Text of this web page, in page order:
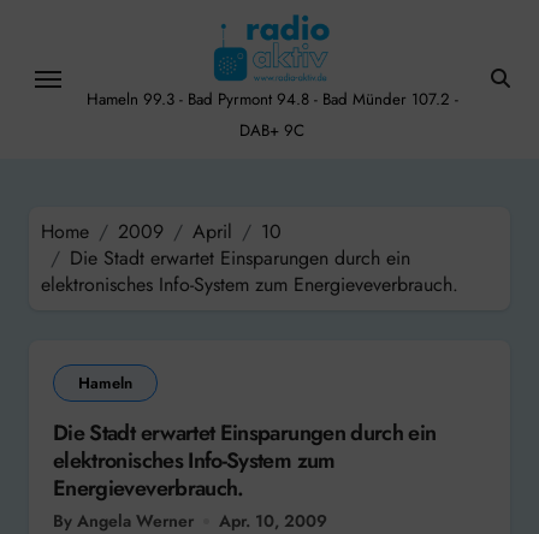
content
Hameln 99.3 - Bad Pyrmont 94.8 - Bad Münder 107.2 -
DAB+ 9C
Home 2009 April
10
Die Stadt erwartet Einsparungen durch ein
elektronisches Info-System zum Energieveverbrauch.
Hameln
Die Stadt erwartet Einsparungen durch ein
elektronisches Info-System zum
Energieveverbrauch.
By Angela Werner Apr. 10, 2009